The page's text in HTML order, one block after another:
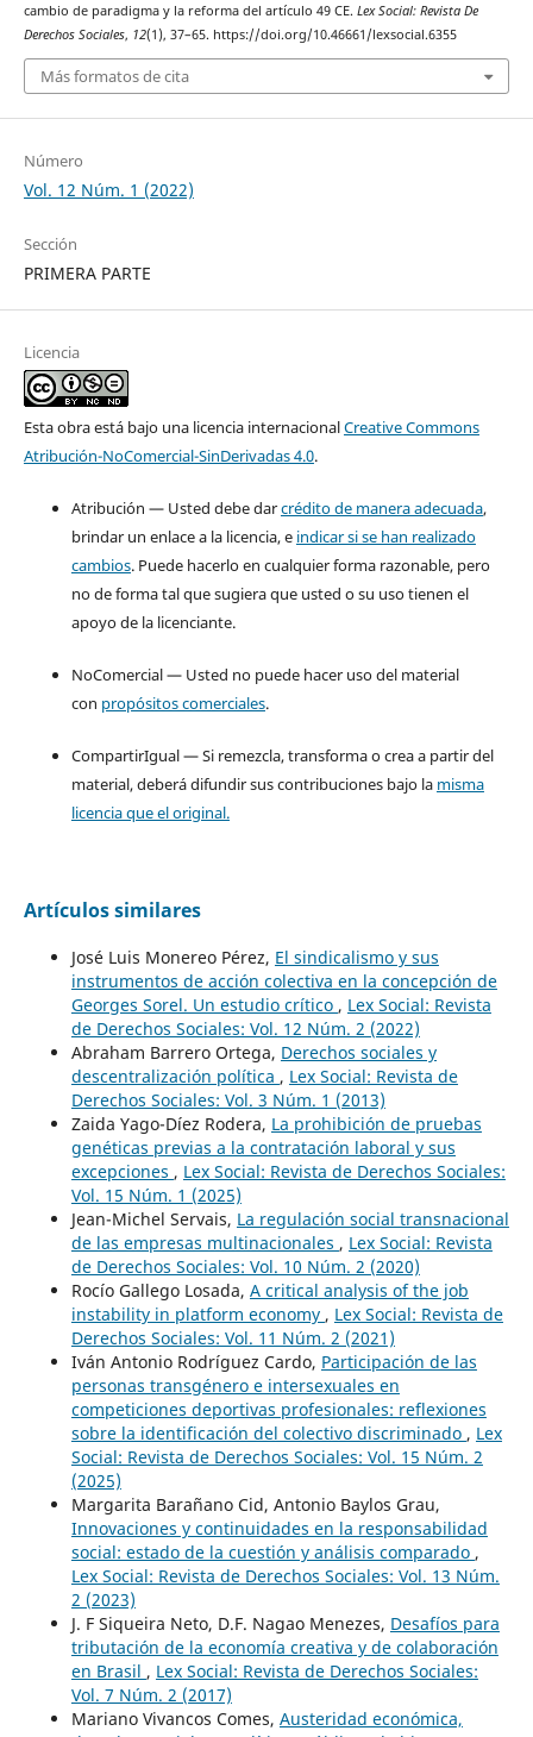
cambio de paradigma y la reforma del artículo 49 CE. Lex Social: Revista De
Derechos Sociales, 12(1), 37–65. https://doi.org/10.46661/lexsocial.6355
Más formatos de cita
Número
Vol. 12 Núm. 1 (2022)
Sección
PRIMERA PARTE
Licencia
Esta obra está bajo una licencia internacionalCreative Commons
Atribución-NoComercial-SinDerivadas 4.0.
Atribución — Usted debe darcrédito de manera adecuada,
brindar un enlace a la licencia, e indicar si se han realizado
cambios. Puede hacerlo en cualquier forma razonable, pero
no de forma tal que sugiera que usted o su uso tienen el
apoyo de la licenciante.
NoComercial — Usted no puede hacer uso del material
con propósitos comerciales.
CompartirIgual — Si remezcla, transforma o crea a partir del
material, deberá difundir sus contribuciones bajo la misma
licencia que el original.
Artículos similares
José Luis Monereo Pérez, El sindicalismo y sus
instrumentos de acción colectiva en la concepción de
Georges Sorel. Un estudio crítico , Lex Social: Revista
de Derechos Sociales: Vol. 12 Núm. 2 (2022)
Abraham Barrero Ortega, Derechos sociales y
descentralización política , Lex Social: Revista de
Derechos Sociales: Vol. 3 Núm. 1 (2013)
Zaida Yago-Díez Rodera, La prohibición de pruebas
genéticas previas a la contratación laboral y sus
excepciones , Lex Social: Revista de Derechos Sociales:
Vol. 15 Núm. 1 (2025)
Jean-Michel Servais, La regulación social transnacional
de las empresas multinacionales , Lex Social: Revista
de Derechos Sociales: Vol. 10 Núm. 2 (2020)
Rocío Gallego Losada, A critical analysis of the job
instability in platform economy , Lex Social: Revista de
Derechos Sociales: Vol. 11 Núm. 2 (2021)
Iván Antonio Rodríguez Cardo, Participación de las
personas transgénero e intersexuales en
competiciones deportivas profesionales: reflexiones
sobre la identificación del colectivo discriminado , Lex
Social: Revista de Derechos Sociales: Vol. 15 Núm. 2
(2025)
Margarita Barañano Cid, Antonio Baylos Grau,
Innovaciones y continuidades en la responsabilidad
social: estado de la cuestión y análisis comparado ,
Lex Social: Revista de Derechos Sociales: Vol. 13 Núm.
2 (2023)
J. F Siqueira Neto, D.F. Nagao Menezes, Desafíos para
tributación de la economía creativa y de colaboración
en Brasil , Lex Social: Revista de Derechos Sociales:
Vol. 7 Núm. 2 (2017)
Mariano Vivancos Comes, Austeridad económica,